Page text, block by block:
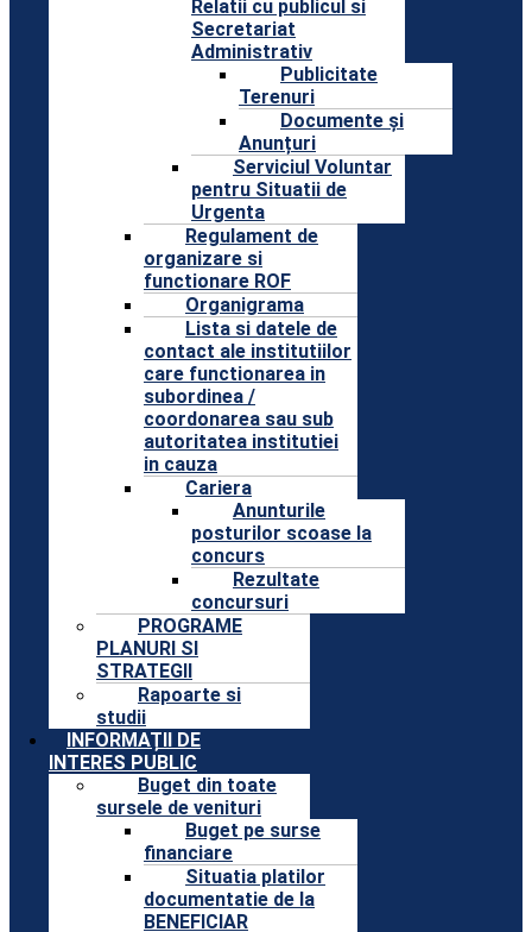
Relatii cu publicul si
Secretariat
Administrativ
Publicitate
Terenuri
Documente și
Anunțuri
Serviciul Voluntar
pentru Situatii de
Urgenta
Regulament de
organizare si
functionare ROF
Organigrama
Lista si datele de
contact ale institutiilor
care functionarea in
subordinea /
coordonarea sau sub
autoritatea institutiei
in cauza
Cariera
Anunturile
posturilor scoase la
concurs
Rezultate
concursuri
PROGRAME
PLANURI SI
STRATEGII
Rapoarte si
studii
INFORMAȚII DE
INTERES PUBLIC
Buget din toate
sursele de venituri
Buget pe surse
financiare
Situatia platilor
documentatie de la
BENEFICIAR